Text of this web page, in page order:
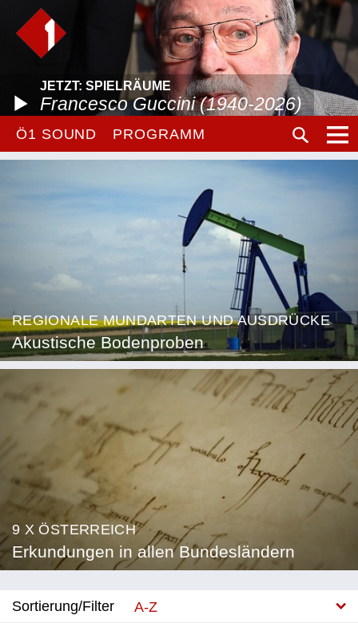
JETZT: SPIELRÄUME
Francesco Guccini (1940-2026)
Ö1 SOUND PROGRAMM
REGIONALE MUNDARTEN UND AUSDRÜCKE
Akustische Bodenproben
9 X ÖSTERREICH
Erkundungen in allen Bundesländern
Sortierung/Filter
A-Z